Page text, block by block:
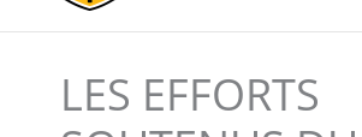
LES EFFORTS